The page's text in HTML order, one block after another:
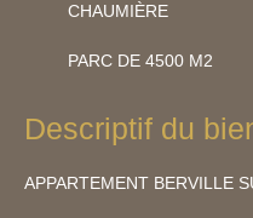
CHAUMIÈRE
PARC DE 4500 M2
Descriptif du
APPARTEMENT BERVILLE